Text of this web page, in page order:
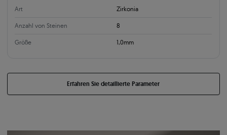
Art Zirkonia
Anzahl von Steinen 8
Größe 1,0mm
Erfahren Sie detaillierte Parameter